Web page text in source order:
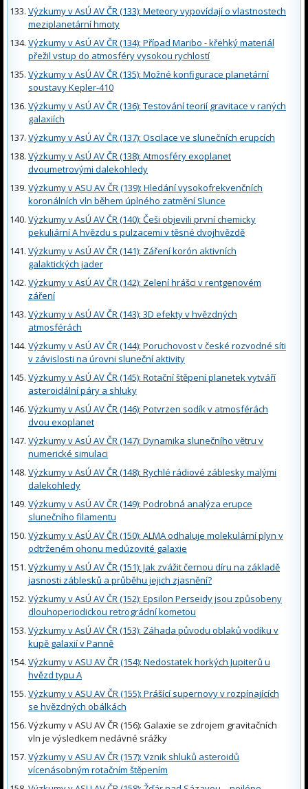
Výzkumy v AsÚ AV ČR (133): Meteory vypovídají o vlastnostech
meziplanetární hmoty
Výzkumy v AsÚ AV ČR (134): Případ Maribo - křehký materiál
přežil vstup do atmosféry vysokou rychlostí
Výzkumy v AsÚ AV ČR (135): Možné konfigurace planetární
soustavy Kepler-410
Výzkumy v AsÚ AV ČR (136): Testování teorií gravitace v raných
galaxiích
Výzkumy v AsÚ AV ČR (137): Oscilace ve slunečních erupcích
Výzkumy v AsÚ AV ČR (138): Atmosféry exoplanet
dvoumetrovými dalekohledy
Výzkumy v ASU AV ČR (139): Hledání vysokofrekvenčních
koronálních vln během úplného zatmění Slunce
Výzkumy v AsÚ AV ČR (140): Češi objevili první chemicky
pekuliární A hvězdu s pulzacemi v těsné dvojhvězdě
Výzkumy v AsÚ AV ČR (141): Záření korón aktivních
galaktických jader
Výzkumy v AsÚ AV ČR (142): Zelení hrášci v rentgenovém
záření
Výzkumy v AsÚ AV ČR (143): 3D efekty v hvězdných
atmosférách
Výzkumy v AsÚ AV ČR (144): Poruchovost v české rozvodné síti
v závislosti na úrovni sluneční aktivity
Výzkumy v AsÚ AV ČR (145): Rotační štěpení planetek vytváří
asteroidální páry a shluky
Výzkumy v AsÚ AV ČR (146): Potvrzen sodík v atmosférách
dvou exoplanet
Výzkumy v AsÚ AV ČR (147): Dynamika slunečního větru v
numerické simulaci
Výzkumy v AsÚ AV ČR (148): Rychlé rádiové záblesky malými
dalekohledy
Výzkumy v AsÚ AV ČR (149): Podrobná analýza erupce
slunečního filamentu
Výzkumy v AsÚ AV ČR (150): ALMA odhaluje molekulární plyn v
odtrženém ohonu medúzovité galaxie
Výzkumy v AsÚ AV ČR (151): Jak zvážit černou díru na základě
jasnosti záblesků a průběhu jejich zjasnění?
Výzkumy v AsÚ AV ČR (152): Epsilon Perseidy jsou způsobeny
dlouhoperiodickou retrográdní kometou
Výzkumy v AsÚ AV ČR (153): Záhada původu oblaků vodíku v
kupě galaxií v Panně
Výzkumy v ASU AV ČR (154): Nedostatek horkých Jupiterů u
hvězd typu A
Výzkumy v ASU AV ČR (155): Prášící supernovy v rozpínajících
se hvězdných obálkách
Výzkumy v ASU AV ČR (156): Galaxie se zdrojem gravitačních
vln je výsledkem nedávné srážky
Výzkumy v ASU AV ČR (157): Vznik shluků asteroidů
vícenásobným rotačním štěpením